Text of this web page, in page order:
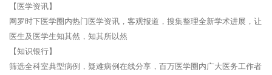
【医学资讯】
网罗时下医学圈内热门医学资讯，客观报道，搜集整理全新学术进展，让
医生及医学生知其然，知其所以然
【知识银行】
筛选全科室典型病例，疑难病例在线分享，百万医学圈内广大医务工作者